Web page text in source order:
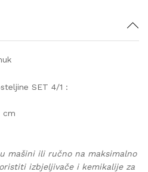
SET 4/1 :
cm
mašini ili ručno na maksimalno
izbjeljivače i kemikalije za